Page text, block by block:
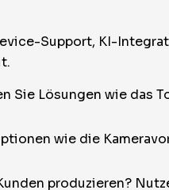
Support, KI-
Sie Lösungen wie das
wie die
produzieren?